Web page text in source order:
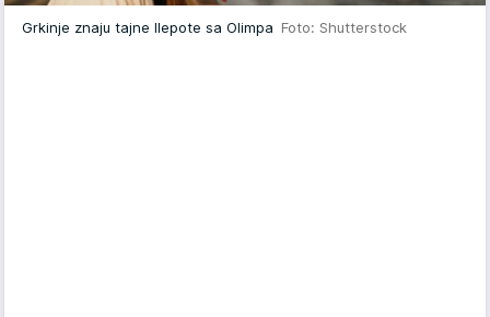
Grkinje znaju tajne llepote sa Olimpa Foto: Shutterstock